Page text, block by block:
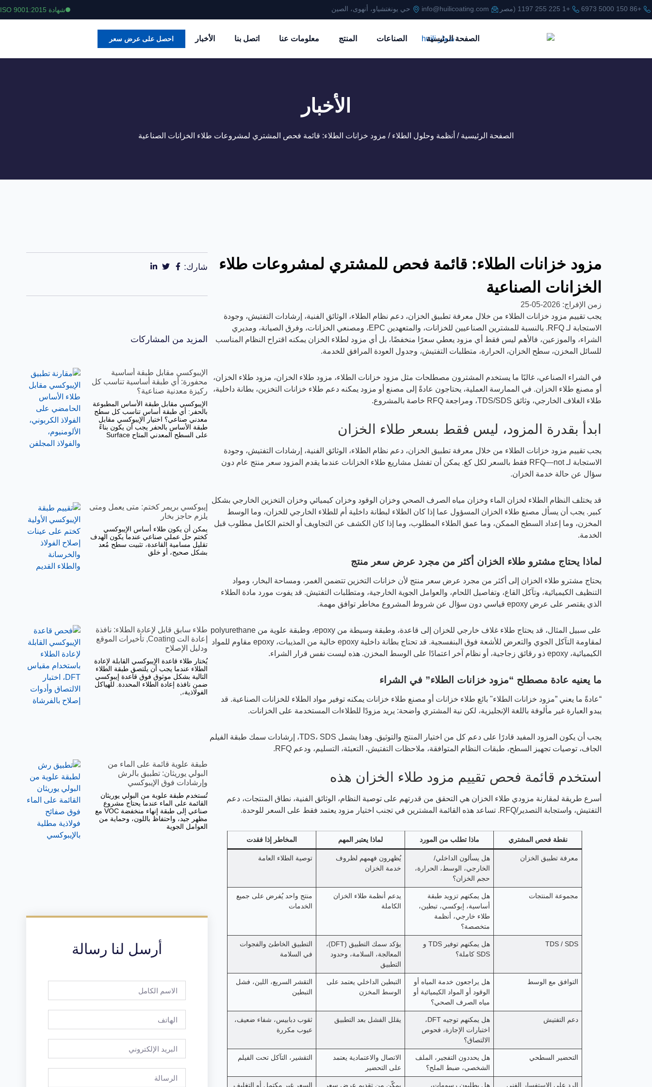
+86 150 5000 6973 +1 225 255 1197 (مصر info@huilicoating.com حي يونغتشياو، أنهوى، الصين شهادة ISO 9001:2015
الصفحة الرئيسية الصناعات المنتج معلومات عنا اتصل بنا الأخبار احصل على عرض سعر
الأخبار
الصفحة الرئيسية / أنظمة وحلول الطلاء / مزود خزانات الطلاء: قائمة فحص المشتري لمشروعات طلاء الخزانات الصناعية
مزود خزانات الطلاء: قائمة فحص للمشتري لمشروعات طلاء
الخزانات الصناعية
زمن الإفراج: 2026-05-25
يجب تقييم مزود خزانات الطلاء من خلال معرفة تطبيق الخزان، دعم نظام الطلاء، الوثائق الفنية، إرشادات التفتيش، وجودة
الاستجابة لـ RFQ. بالنسبة للمشترين الصناعيين للخزانات، والمتعهدين EPC، ومصنعي الخزانات، وفرق الصيانة، ومديري
الشراء، والموزعين، فالأهم ليس فقط أي مزود يعطي سعرًا منخفضًا، بل أي مزود لطلاء الخزان يمكنه اقتراح النظام المناسب
للسائل المخزن، سطح الخزان، الحرارة، متطلبات التفتيش، وجدول العودة المرافق للخدمة.
في الشراء الصناعي، غالبًا ما يستخدم المشترون مصطلحات مثل مزود خزانات الطلاء، مزود طلاء الخزان، مزود طلاء الخزان،
أو مصنع طلاء الخزان. في الممارسة العملية، يحتاجون عادةً إلى مصنع أو مزود يمكنه دعم طلاء خزانات التخزين، بطانة داخلية،
طلاء الغلاف الخارجي، وثائق TDS/SDS، ومراجعة RFQ خاصة بالمشروع.
ابدأ بقدرة المزود، ليس فقط بسعر طلاء الخزان
يجب تقييم مزود خزانات الطلاء من خلال معرفة تطبيق الخزان، دعم نظام الطلاء، الوثائق الفنية، إرشادات التفتيش، وجودة
الاستجابة لـ RFQ—not فقط بالسعر لكل كغ. يمكن أن تفشل مشاريع طلاء الخزانات عندما يقدم المزود سعر منتج عام دون
سؤال عن حالة خدمة الخزان.
قد يختلف النظام الطلاء لخزان الماء وخزان مياه الصرف الصحي وخزان الوقود وخزان كيميائي وخزان التخزين الخارجي بشكل
كبير. يجب أن يسأل مصنع طلاء الخزان المسؤول عما إذا كان الطلاء لبطانة داخلية أم للطلاء الخارجي للخزان، وما الوسط
المخزن، وما إعداد السطح الممكن، وما عمق الطلاء المطلوب، وما إذا كان الكشف عن التجاويف أو الختم الكامل مطلوب قبل
الخدمة.
لماذا يحتاج مشترو طلاء الخزان أكثر من مجرد عرض سعر منتج
يحتاج مشترو طلاء الخزان إلى أكثر من مجرد عرض سعر منتج لأن خزانات التخزين تتضمن الغمر، ومساحة البخار، ومواد
التنظيف الكيميائية، وتآكل القاع، وتفاصيل اللحام، والعوامل الجوية الخارجية، ومتطلبات التفتيش. قد يفوت مورد مادة الطلاء
الذي يقتصر على عرض epoxy قياسي دون سؤال عن شروط المشروع مخاطر توافق مهمة.
على سبيل المثال، قد يحتاج طلاء غلاف خارجي للخزان إلى قاعدة، وطبقة وسيطة من epoxy، وطبقة علوية من polyurethane
لمقاومة التآكل الجوي والتعرض للأشعة فوق البنفسجية. قد تحتاج بطانة داخلية epoxy خالية من المذيبات، epoxy مقاوم للمواد
الكيميائية، epoxy ذو رقائق زجاجية، أو نظام آخر اعتمادًا على الوسط المخزن. هذه ليست نفس قرار الشراء.
ما يعنيه عادة مصطلح “مزود خزانات الطلاء” في الشراء
“عادةً ما يعني ”مزود خزانات الطلاء" بائع طلاء خزانات أو مصنع طلاء خزانات يمكنه توفير مواد الطلاء للخزانات الصناعية. قد
يبدو العبارة غير مألوفة باللغة الإنجليزية، لكن نية المشتري واضحة: يريد مزودًا للطلاءات المستخدمة على الخزانات.
يجب أن يكون المزود المفيد قادرًا على دعم كل من اختيار المنتج والتوثيق. وهذا يشمل TDS، SDS، إرشادات سمك طبقة الفيلم
الجاف، توصيات تجهيز السطح، طبقات النظام المتوافقة، ملاحظات التفتيش، التعبئة، التسليم، ودعم RFQ.
استخدم قائمة فحص تقييم مزود طلاء الخزان هذه
أسرع طريقة لمقارنة مزودي طلاء الخزان هي التحقق من قدرتهم على توصية النظام، الوثائق الفنية، نطاق المنتجات، دعم
التفتيش، واستجابة التصدير/RFQ. تساعد هذه القائمة المشترين في تجنب اختيار مزود يعتمد فقط على السعر للوحدة.
نقطة فحص المشتري ماذا تطلب من المورد لماذا يعتبر المهم المخاطر إذا فقدت
معرفة تطبيق الخزان
هل يسألون الداخلي/
الخارجي، الوسط، الحرارة،
حجم الخزان؟
يُظهرون فهمهم لظروف
خدمة الخزان
توصية الطلاء العامة
مجموعة المنتجات
هل يمكنهم تزويد طبقة
أساسية، إبوكسي، تبطين،
طلاء خارجي، أنظمة
متخصصة؟
يدعم أنظمة طلاء الخزان
الكاملة
منتج واحد يُفرض على جميع
الخدمات
TDS / SDS
هل يمكنهم توفير TDS و
SDS كاملة؟
يؤكد سمك التطبيق (DFT)،
المعالجة، السلامة، وحدود
التطبيق
التطبيق الخاطئ والفجوات
في السلامة
التوافق مع الوسط
هل يراجعون خدمة المياه أو
الوقود أو المواد الكيميائية أو
مياه الصرف الصحي؟
التبطين الداخلي يعتمد على
الوسط المخزن
التقشر السريع، اللين، فشل
التبطين
دعم التفتيش
هل يمكنهم توجيه DFT،
اختبارات الإجازة، فحوص
الالتصاق؟
يقلل الفشل بعد التطبيق
ثقوب دبابيس، شفاء ضعيف،
عيوب مكررة
التحضير السطحي
هل يحددون التفجير، الملف
الشخصي، ضبط الملح؟
الاتصال والاعتمادية يعتمد
على التحضير
التقشير، التآكل تحت الفيلم
الرد على الاستفسار الفني
هل يطلبون رسومات،
يمكّن من تقديم عرض سعر
السعر غير مكتمل أو التغليف
شارك:
المزيد من المشاركات
الإيبوكسي مقابل طبقة أساسية
محفورة: أي طبقة أساسية تناسب كل
ركيزة معدنية صناعية؟
الإيبوكسي مقابل طبقة الأساس المطبوعة
بالحفر: أي طبقة أساس تناسب كل سطح
معدني صناعي؟ اختيار الإيبوكسي مقابل
طبقة الأساس بالحفر يجب أن يكون بناءً
على السطح المعدني المتاح Surface
إيبوكسي بريمر كختم: متى يعمل ومتى
يلزم حاجز بخار
يمكن أن يكون طلاء أساس الإيبوكسي
كختم حل عملي صناعي عندما يكون الهدف
تقليل مسامية القاعدة، تثبيت سطح مُعد
بشكل صحيح، أو خلق
طلاء سابق قابل لإعادة الطلاء: نافذة
إعادة الت Coating, تأخيرات الموقع
ودليل الإصلاح
يُختار طلاء قاعدة الإيبوكسي القابلة لإعادة
الطلاء عندما يجب أن يلتصق طبقة الطلاء
التالية بشكل موثوق فوق قاعدة إيبوكسي
ضمن نافذة إعادة الطلاء المحددة. للهياكل
الفولاذية،,
طبقة علوية قائمة على الماء من
البولي يوريثان: تطبيق بالرش
وإرشادات فوق الإيبوكسي
تُستخدم طبقة علوية من البولي يوريثان
القائمة على الماء عندما يحتاج مشروع
صناعي إلى طبقة إنهاء منخفضة VOC مع
مظهر جيد، واحتفاظ باللون، وحماية من
العوامل الجوية
أرسل لنا رسالة